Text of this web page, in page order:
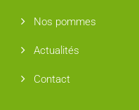
Nos pommes
Actualités
Contact